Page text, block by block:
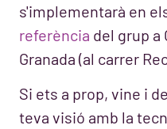
s'implementarà en
referència del grup a
Granada (al carrer
Si ets a prop, vine i
teva visió amb la